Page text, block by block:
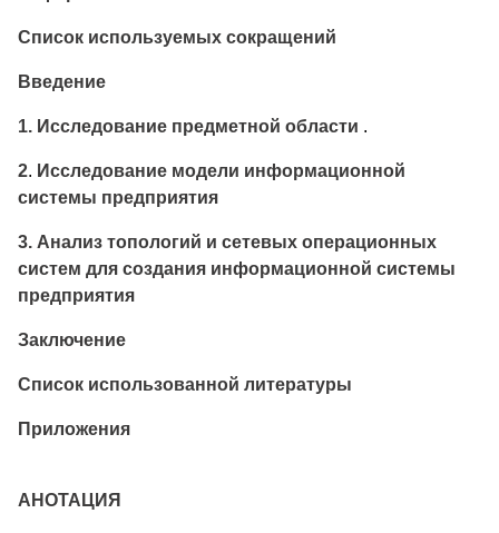
Список используемых сокращений
Введение
1. Исследование предметной области .
2. Исследование модели информационной
системы предприятия
3. Анализ топологий и сетевых операционных
систем для создания информационной системы
предприятия
Заключение
Список использованной литературы
Приложения
АНОТАЦИЯ